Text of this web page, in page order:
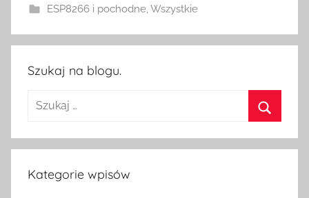
S
i
ESP8266 i pochodne,Wszystkie
Szukaj na blogu.
Szukaj:
Kategorie wpisów